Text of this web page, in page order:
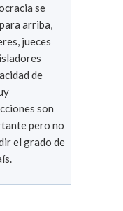
arriba,
jueces
de
pero no
el grado de